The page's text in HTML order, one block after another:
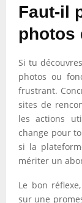
Faut-il
photos
Si tu
photos ou
frustrant.
sites de
les actions
change pour
si la
mériter un
Le bon
sur une